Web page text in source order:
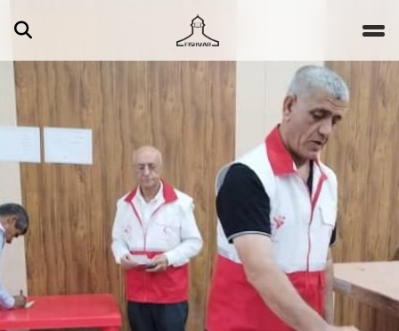
مقالات تصاویر
ویدیوها دسته‌بندی‌ها
جستجو ...